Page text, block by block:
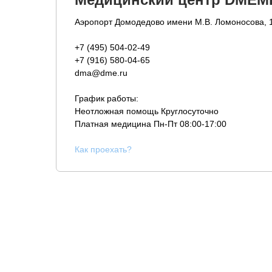
Аэропорт Домодедово имени М.В. Ломоносова,
+7 (495) 504-02-49
+7 (916) 580-04-65
dma@dme.ru
График работы:
Неотложная помощь Круглосуточно
Платная медицина Пн-Пт 08:00-17:00
Как проехать?